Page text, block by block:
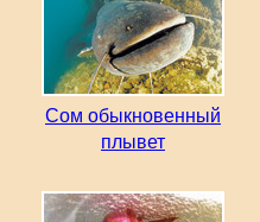
Сом обыкновенный
плывет